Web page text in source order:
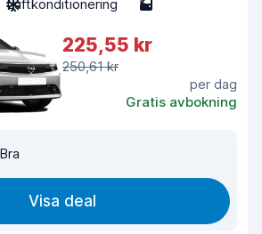
Luftkonditionering 5
225,55 kr
250,61 kr
per dag
Gratis avbokning
Bra
Visa deal